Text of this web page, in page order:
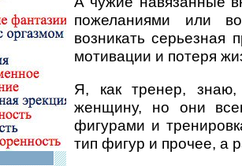
пожеланиями или
возникать серьезная
мотивации и потеря
Я, как тренер, знаю,
женщину, но они
фигурами и
тип фигур и прочее, а